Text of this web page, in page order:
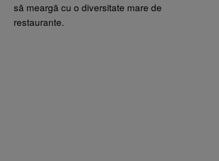
să meargă cu o diversitate mare de
restaurante.